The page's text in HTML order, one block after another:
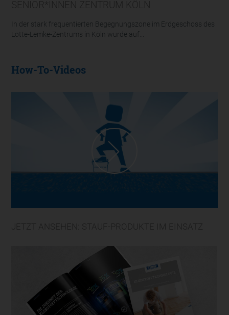
In der stark frequentierten Begegnungszone im Erdgeschoss des
Lotte-Lemke-Zentrums in Köln wurde auf...
How-To-Videos